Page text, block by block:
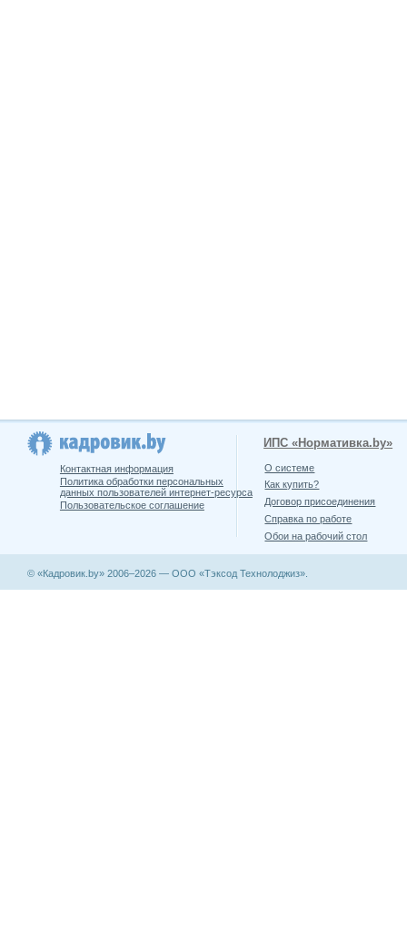
Контактная информация
Политика обработки персональных
данных пользователей интернет-ресурса
Пользовательское соглашение
ИПС «Нормативка.by»
О системе
Как купить?
Договор присоединения
Справка по работе
Обои на рабочий стол
© «Кадровик.by» 2006–2026 — ООО «Тэксод Технолоджиз».